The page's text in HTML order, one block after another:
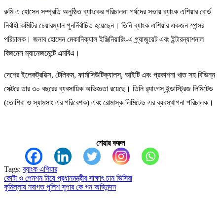
রুমি এ হোসেন সম্প্রতি অনুষ্ঠিত ব্যাংকের পরিচালনা পর্ষদের সভায় ব্যাংক এশিয়ার বোর্ড
নির্বাহী কমিটির চেয়ারম্যান পুনর্নির্বাচিত হয়েছেন। তিনি ব্যাংক এশিয়ার একজন স্পন্সর
পরিচালক। জনাব হোসেন মেকানিক্যাল ইঞ্জিনিয়ারিং-এ গ্র্যাজুয়েট এবং ইন্টারন্যাশনাল
বিজনেস ম্যানেজমেন্টে এমবিএ।
দেশের ইলেকট্রনিক্স, টেলিকম, ফার্মাসিউটিক্যালস্, আইটি এবং প্রকাশনা খাত সহ বিভিন্ন
সেক্টরে তার ৩০ বছরের ব্যবসায়িক অভিজ্ঞতা রয়েছে। তিনি র‌্যাংগস্ ইন্ডাস্ট্রিজ লিমিটেড
(তোশিবা ও স্যামসাং এর পরিবেশক) এবং রোমাস্ক লিমিটেড এর ব্যবস্থাপনা পরিচালক।
শেয়ার করুন
Tags: ব্যাংক এশিয়ার
Post
navigation
কোটা ও‌ পেনশন নিয়ে প্রধানমন্ত্রীর সাক্ষাৎ চান‌ ভিসিরা
কুমিল্লায় নবাগত পুলিশ সুপার কে গন অভিনন্দন